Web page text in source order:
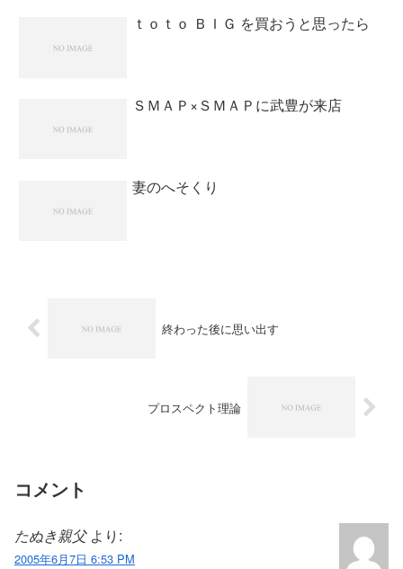
ｔｏｔｏ ＢＩＧ を買おうと思ったら
ＳＭＡＰ×ＳＭＡＰに武豊が来店
妻のへそくり
終わった後に思い出す
プロスペクト理論
コメント
たぬき親父 より:
2005年6月7日 6:53 PM